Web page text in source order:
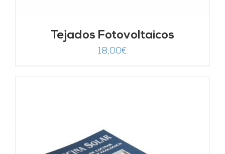
Tejados Fotovoltaicos
18,00€